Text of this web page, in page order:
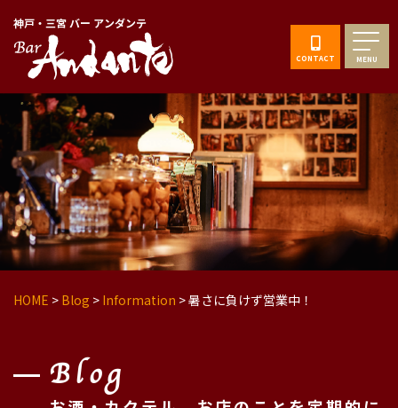
神戸・三宮 バー アンダンテ
CONTACT MENU
HOME > Blog > Information >暑さに負けず営業中！
Blog